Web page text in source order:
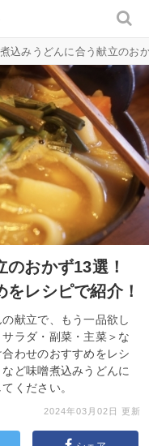
込みうどんに合う献立のお
おかず13選！
レシピで紹介！
献立で、もう一品欲し
ラダ・副菜・主菜＞な
わせのおすすめをレシ
ど味噌煮込みうどんに
ください。
2024年03月02日 更新